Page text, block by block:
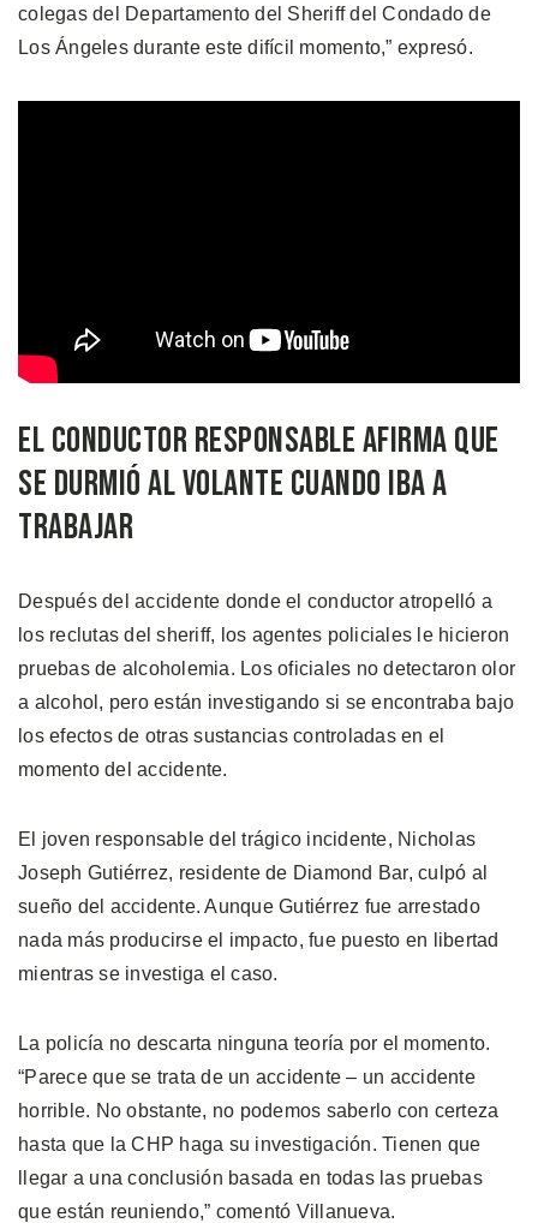
colegas del Departamento del Sheriff del Condado de
Los Ángeles durante este difícil momento,” expresó.
El Conductor Responsable Afirma que
se Durmió al Volante Cuando iba a
Trabajar
Después del accidente donde el conductor atropelló a
los reclutas del sheriff, los agentes policiales le hicieron
pruebas de alcoholemia. Los oficiales no detectaron olor
a alcohol, pero están investigando si se encontraba bajo
los efectos de otras sustancias controladas en el
momento del accidente.
El joven responsable del trágico incidente, Nicholas
Joseph Gutiérrez, residente de Diamond Bar, culpó al
sueño del accidente. Aunque Gutiérrez fue arrestado
nada más producirse el impacto, fue puesto en libertad
mientras se investiga el caso.
La policía no descarta ninguna teoría por el momento.
“Parece que se trata de un accidente – un accidente
horrible. No obstante, no podemos saberlo con certeza
hasta que la CHP haga su investigación. Tienen que
llegar a una conclusión basada en todas las pruebas
que están reuniendo,” comentó Villanueva.